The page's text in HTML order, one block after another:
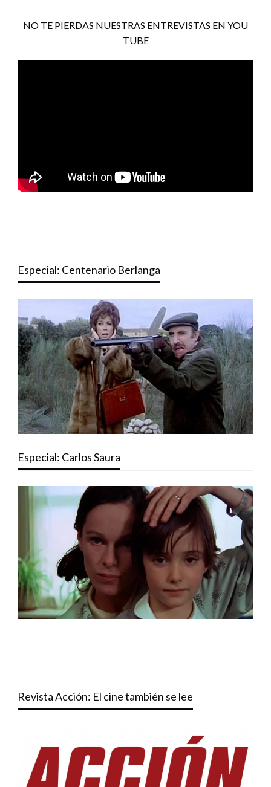
NO TE PIERDAS NUESTRAS ENTREVISTAS EN YOU
TUBE
Especial: Centenario Berlanga
Especial: Carlos Saura
Revista Acción: El cine también se lee